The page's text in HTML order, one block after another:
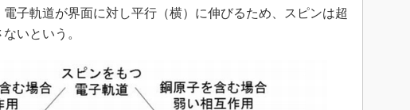
子軌道が界面に対し平行（横）に伸びるため、スピンは超
いという。